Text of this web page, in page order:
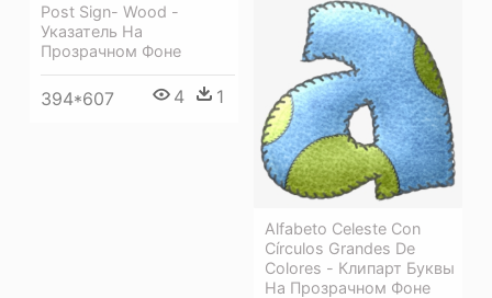
Post Sign- Wood -
Указатель На
Прозрачном Фоне
394*607 4 1
Alfabeto Celeste Con
Círculos Grandes De
Colores - Клипарт Буквы
На Прозрачном Фоне